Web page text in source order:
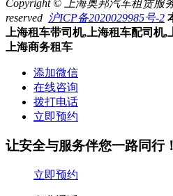
Copyright © 上海奥邦汽车租赁服
reserved 沪ICP备2020029985号-2
上海租车带司机,上海租车配司机
上海商务租车
添加微信
在线咨询
拨打电话
立即预约
让安全与服务伴您一路同行！
立即预约